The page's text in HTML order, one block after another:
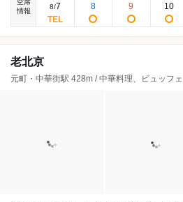
空席
情報
8/7 8 9 10
老北京
元町・中華街駅 428m / 中華料理、ビュッフェ